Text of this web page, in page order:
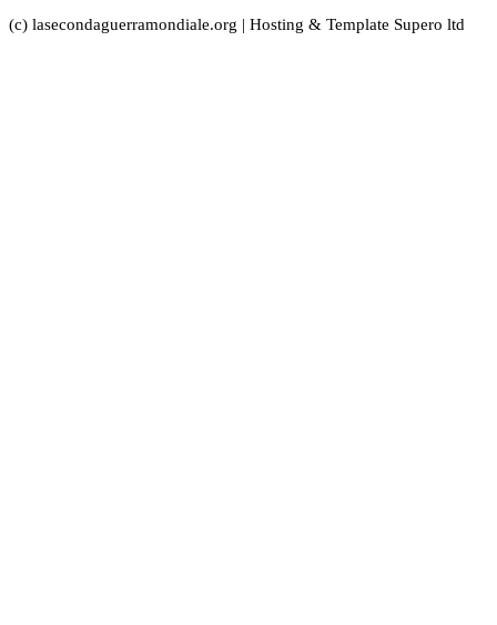
(c) lasecondaguerramondiale.org | Hosting & Template Supero ltd